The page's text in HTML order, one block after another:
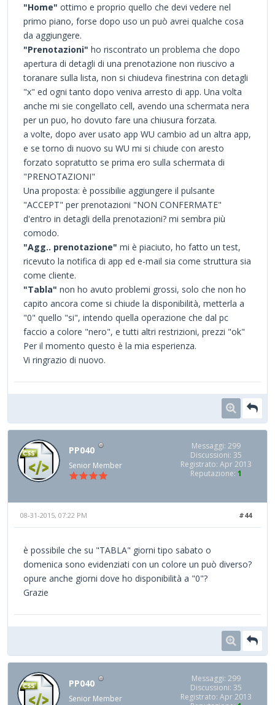
"Home" ottimo e proprio quello che devi vedere nel
primo piano, forse dopo uso un può avrei qualche cosa
da aggiungere.
"Prenotazioni" ho riscontrato un problema che dopo
apertura di detagli di una prenotazione non riuscivo a
toranare sulla lista, non si chiudeva finestrina con detagli
"x" ed ogni tanto dopo veniva arresto di app. Una volta
anche mi sie congellato cell, avendo una schermata nera
per un puo, ho dovuto fare una chiusura forzata.
a volte, dopo aver usato app WU cambio ad un altra app,
e se torno di nuovo su WU mi si chiude con aresto
forzato sopratutto se prima ero sulla schermata di
"PRENOTAZIONI"
Una proposta: è possibilie aggiungere il pulsante
"ACCEPT" per prenotazioni "NON CONFERMATE"
d'entro in detagli della prenotazioni? mi sembra più
comodo.
"Agg.. prenotazione" mi è piaciuto, ho fatto un test,
ricevuto la notifica di app ed e-mail sia come struttura sia
come cliente.
"Tabla" non ho avuto problemi grossi, solo che non ho
capito ancora come si chiude la disponibilità, metterla a
"0" quello "si", intendo quella operazione che dal pc
faccio a colore "nero", e tutti altri restrizioni, prezzi "ok"
Per il momento questo è la mia esperienza.
Vi ringrazio di nuovo.
PP040
Senior Member
Messaggi: 299
Discussioni: 35
Registrato: Apr 2013
Reputazione: 1
#44
08-31-2015, 07:22 PM
è possibile che su "TABLA" giorni tipo sabato o
domenica sono evidenziati con un colore un può diverso?
opure anche giorni dove ho disponibilità a "0"?
Grazie
PP040
Senior Member
Messaggi: 299
Discussioni: 35
Registrato: Apr 2013